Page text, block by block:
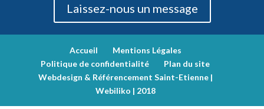
Laissez-nous un message
Accueil
Mentions Légales
Politique de confidentialité
Plan du site
Webdesign & Référencement Saint-Etienne |
Webiliko | 2018